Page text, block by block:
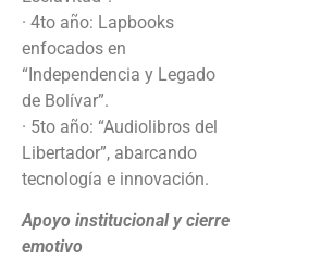
· 4to año: Lapbooks
enfocados en
“Independencia y Legado
de Bolívar”.
· 5to año: “Audiolibros del
Libertador”, abarcando
tecnología e innovación.
Apoyo institucional y cierre
emotivo